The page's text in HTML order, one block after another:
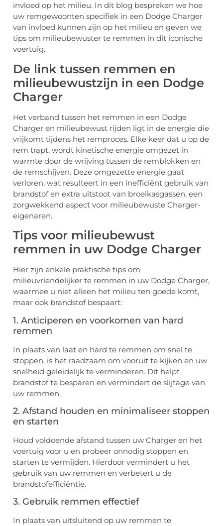
invloed op het milieu. In dit blog bespreken we hoe
uw remgewoonten specifiek in een Dodge Charger
van invloed kunnen zijn op het milieu en geven we
tips om milieubewuster te remmen in dit iconische
voertuig.
De link tussen remmen en
milieubewustzijn in een Dodge
Charger
Het verband tussen het remmen in een Dodge
Charger en milieubewust rijden ligt in de energie die
vrijkomt tijdens het remproces. Elke keer dat u op de
rem trapt, wordt kinetische energie omgezet in
warmte door de wrijving tussen de remblokken en
de remschijven. Deze omgezette energie gaat
verloren, wat resulteert in een inefficiënt gebruik van
brandstof en extra uitstoot van broeikasgassen, een
zorgwekkend aspect voor milieubewuste Charger-
eigenaren.
Tips voor milieubewust
remmen in uw Dodge Charger
Hier zijn enkele praktische tips om
milieuvriendelijker te remmen in uw Dodge Charger,
waarmee u niet alleen het milieu ten goede komt,
maar ook brandstof bespaart:
1. Anticiperen en voorkomen van hard
remmen
In plaats van laat en hard te remmen om snel te
stoppen, is het raadzaam om vooruit te kijken en uw
snelheid geleidelijk te verminderen. Dit helpt
brandstof te besparen en vermindert de slijtage van
uw remmen.
2. Afstand houden en minimaliseer stoppen
en starten
Houd voldoende afstand tussen uw Charger en het
voertuig voor u en probeer onnodig stoppen en
starten te vermijden. Hierdoor vermindert u het
gebruik van uw remmen en verbetert u de
brandstofefficiëntie.
3. Gebruik remmen effectief
In plaats van uitsluitend op uw remmen te